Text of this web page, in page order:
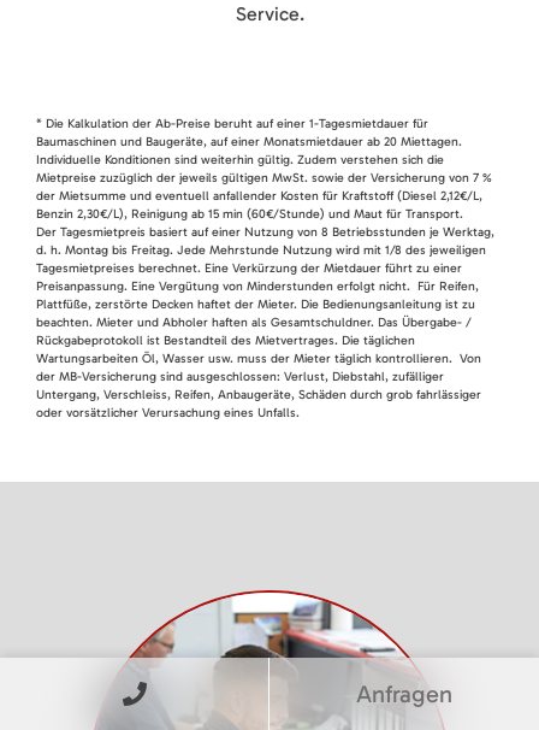
Service.
* Die Kalkulation der Ab-Preise beruht auf einer 1-Tagesmietdauer für
Baumaschinen und Baugeräte, auf einer Monatsmietdauer ab 20 Miettagen.
Individuelle Konditionen sind weiterhin gültig. Zudem verstehen sich die
Mietpreise zuzüglich der jeweils gültigen MwSt. sowie der Versicherung von 7 %
der Mietsumme und eventuell anfallender Kosten für Kraftstoff (Diesel 2,12€/L,
Benzin 2,30€/L), Reinigung ab 15 min (60€/Stunde) und Maut für Transport.
Der Tagesmietpreis basiert auf einer Nutzung von 8 Betriebsstunden je Werktag,
d. h. Montag bis Freitag. Jede Mehrstunde Nutzung wird mit 1/8 des jeweiligen
Tagesmietpreises berechnet. Eine Verkürzung der Mietdauer führt zu einer
Preisanpassung. Eine Vergütung von Minderstunden erfolgt nicht. Für Reifen,
Plattfüße, zerstörte Decken haftet der Mieter. Die Bedienungsanleitung ist zu
beachten. Mieter und Abholer haften als Gesamtschuldner. Das Übergabe- /
Rückgabeprotokoll ist Bestandteil des Mietvertrages. Die täglichen
Wartungsarbeiten Öl, Wasser usw. muss der Mieter täglich kontrollieren. Von
der MB-Versicherung sind ausgeschlossen: Verlust, Diebstahl, zufälliger
Untergang, Verschleiss, Reifen, Anbaugeräte, Schäden durch grob fahrlässiger
oder vorsätzlicher Verursachung eines Unfalls.
Anfragen